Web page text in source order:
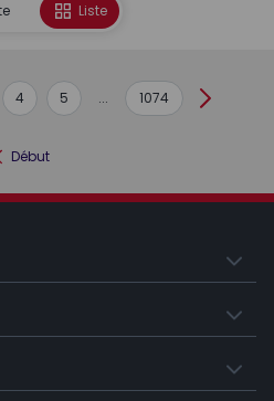
Liste
4 5 ... 1074 Suivant
Début